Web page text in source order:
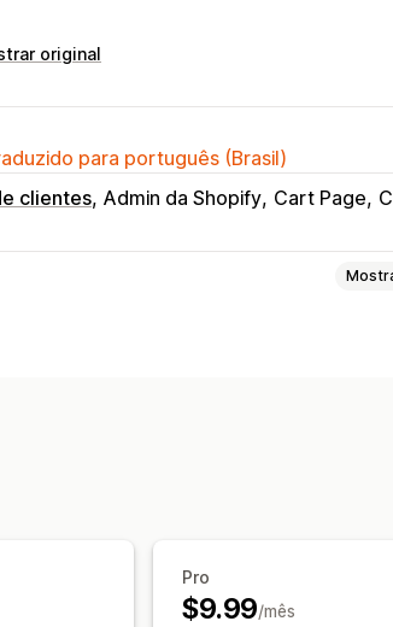
original
para português (Brasil)
clientes Admin da Shopify Cart Page
Pro
$9.99/mês